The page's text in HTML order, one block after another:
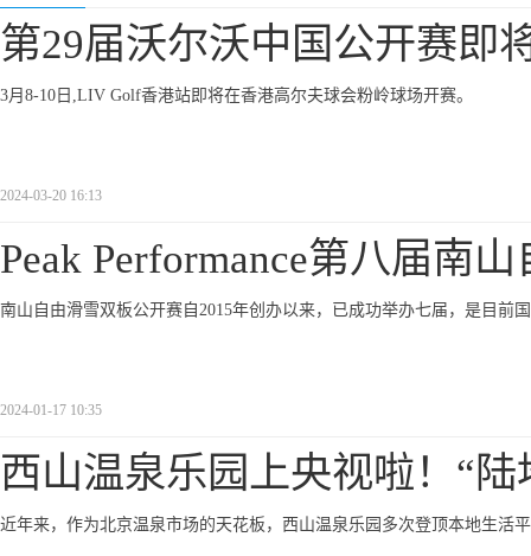
第29届沃尔沃中国公开赛即
3月8-10日,LIV Golf香港站即将在香港高尔夫球会粉岭球场开赛。
2024-03-20 16:13
Peak Performance第八届南山
南山自由滑雪双板公开赛自2015年创办以来，已成功举办七届，是目前
2024-01-17 10:35
西山温泉乐园上央视啦！“陆
近年来，作为北京温泉市场的天花板，西山温泉乐园多次登顶本地生活